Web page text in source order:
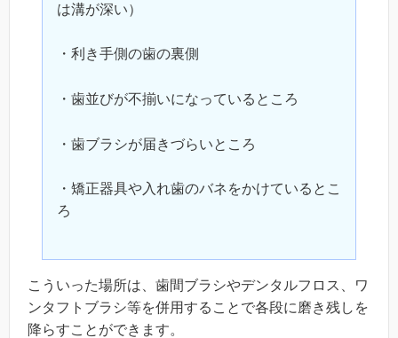
は溝が深い）
・利き手側の歯の裏側
・歯並びが不揃いになっているところ
・歯ブラシが届きづらいところ
・矯正器具や入れ歯のバネをかけているとこ
ろ
こういった場所は、歯間ブラシやデンタルフロス、ワ
ンタフトブラシ等を併用することで各段に磨き残しを
降らすことができます。